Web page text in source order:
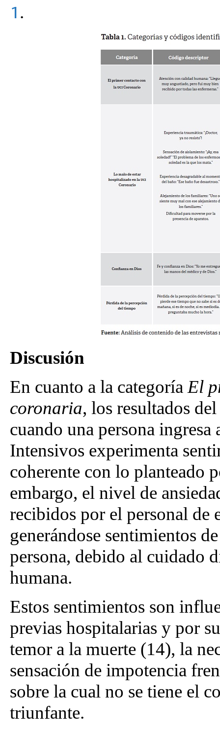
1 .
Discusión
En cuanto a la categoríaEl
coronaria, los resultados
cuando una persona
Intensivos experimenta
coherente con lo planteado
embargo, el nivel de
recibidos por el personal de
generándose sentimientos
persona, debido al cuidado
humana.
Estos sentimientos son
previas hospitalarias y por
temor a la muerte (14), la
sensación de impotencia
sobre la cual no se tiene el
triunfante.